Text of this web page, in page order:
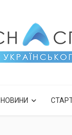
НОВИНИ